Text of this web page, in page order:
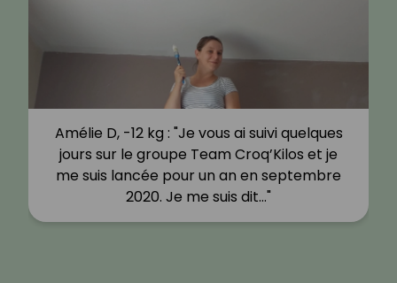
Amélie D, -12 kg : "Je vous ai suivi quelques
jours sur le groupe Team Croq’Kilos et je
me suis lancée pour un an en septembre
2020. Je me suis dit…"